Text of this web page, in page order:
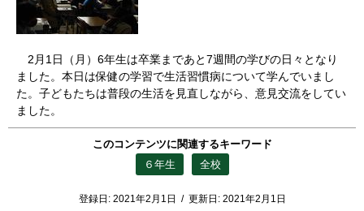
2月1日（月）6年生は卒業まであと7週間の学びの日々となり
ました。本日は保健の学習で生活習慣病について学んでいまし
た。子どもたちは普段の生活を見直しながら、意見交流をしてい
ました。
このコンテンツに関連するキーワード
６年生
全校
登録日: 2021年2月1日 / 更新日: 2021年2月1日